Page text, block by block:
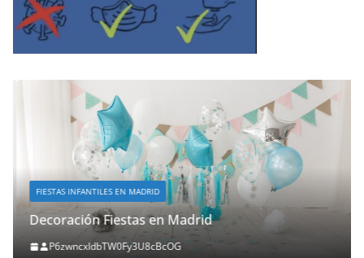
FIESTAS INFANTILES EN MADRID
Decoración Fiestas en Madrid
P6zwncxIdbTW0Fy3U8cBcOG